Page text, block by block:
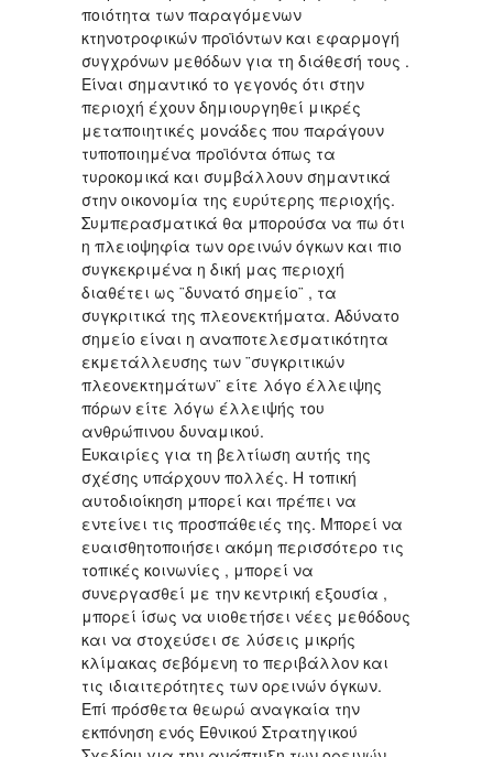
ποιότητα των παραγόμενων
κτηνοτροφικών προϊόντων και εφαρμογή
συγχρόνων μεθόδων για τη διάθεσή τους .
Είναι σημαντικό το γεγονός ότι στην
περιοχή έχουν δημιουργηθεί μικρές
μεταποιητικές μονάδες που παράγουν
τυποποιημένα προϊόντα όπως τα
τυροκομικά και συμβάλλουν σημαντικά
στην οικονομία της ευρύτερης περιοχής.
Συμπερασματικά θα μπορούσα να πω ότι
η πλειοψηφία των ορεινών όγκων και πιο
συγκεκριμένα η δική μας περιοχή
διαθέτει ως ¨δυνατό σημείο¨ , τα
συγκριτικά της πλεονεκτήματα. Αδύνατο
σημείο είναι η αναποτελεσματικότητα
εκμετάλλευσης των ¨συγκριτικών
πλεονεκτημάτων¨ είτε λόγο έλλειψης
πόρων είτε λόγω έλλειψής του
ανθρώπινου δυναμικού.
Ευκαιρίες για τη βελτίωση αυτής της
σχέσης υπάρχουν πολλές. Η τοπική
αυτοδιοίκηση μπορεί και πρέπει να
εντείνει τις προσπάθειές της. Μπορεί να
ευαισθητοποιήσει ακόμη περισσότερο τις
τοπικές κοινωνίες , μπορεί να
συνεργασθεί με την κεντρική εξουσία ,
μπορεί ίσως να υιοθετήσει νέες μεθόδους
και να στοχεύσει σε λύσεις μικρής
κλίμακας σεβόμενη το περιβάλλον και
τις ιδιαιτερότητες των ορεινών όγκων.
Επί πρόσθετα θεωρώ αναγκαία την
εκπόνηση ενός Εθνικού Στρατηγικού